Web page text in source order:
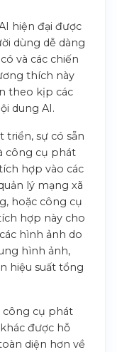
hiện đại được
dùng dễ dàng
và các chiến
thích này
theo kịp các
dung AI.
triển, sự có sẵn
công cụ phát
hợp vào các
lý mạng xã
hoặc công cụ
hợp này cho
hình ảnh do
hình ảnh,
hiệu suất tổng
công cụ phát
được hỗ
diện hơn về